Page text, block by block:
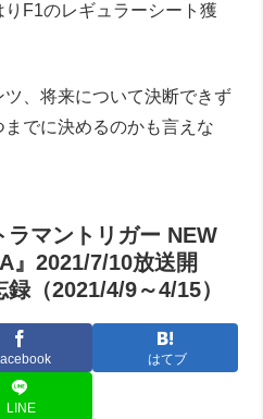
F1のレギュラーシート獲
、将来について決断できず
までに決めるのかも言えな
ラマントリガー NEW
』2021/7/10放送開
（2021/4/9～4/15）
はてブ
LINE